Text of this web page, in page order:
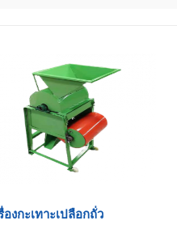
องกะเทาะเปลือกถั่ว